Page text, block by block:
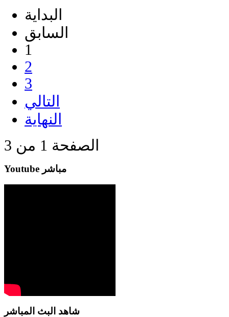
البداية
السابق
1
2
3
التالي
النهاية
الصفحة 1 من 3
Youtube مباشر
شاهد البث المباشر